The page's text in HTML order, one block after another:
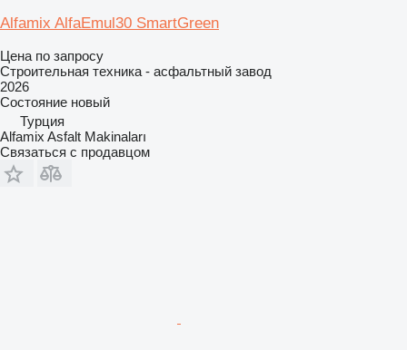
Alfamix AlfaEmul30 SmartGreen
Цена по запросу
Строительная техника - асфальтный завод
2026
Состояние новый
Турция
Alfamix Asfalt Makinaları
Связаться с продавцом